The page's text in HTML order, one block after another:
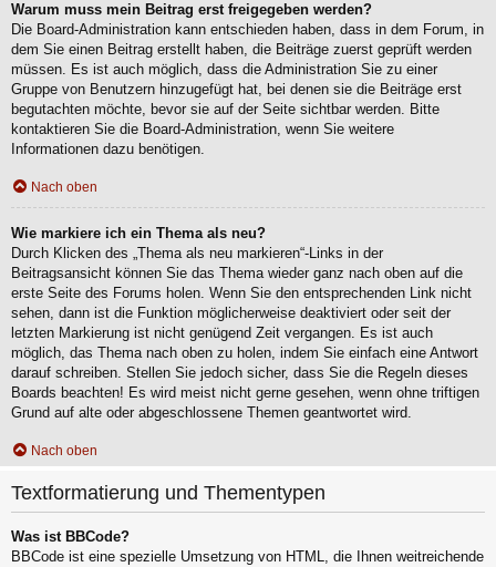
Warum muss mein Beitrag erst freigegeben werden?
Die Board-Administration kann entschieden haben, dass in dem Forum, in
dem Sie einen Beitrag erstellt haben, die Beiträge zuerst geprüft werden
müssen. Es ist auch möglich, dass die Administration Sie zu einer
Gruppe von Benutzern hinzugefügt hat, bei denen sie die Beiträge erst
begutachten möchte, bevor sie auf der Seite sichtbar werden. Bitte
kontaktieren Sie die Board-Administration, wenn Sie weitere
Informationen dazu benötigen.
Nach oben
Wie markiere ich ein Thema als neu?
Durch Klicken des „Thema als neu markieren“-Links in der
Beitragsansicht können Sie das Thema wieder ganz nach oben auf die
erste Seite des Forums holen. Wenn Sie den entsprechenden Link nicht
sehen, dann ist die Funktion möglicherweise deaktiviert oder seit der
letzten Markierung ist nicht genügend Zeit vergangen. Es ist auch
möglich, das Thema nach oben zu holen, indem Sie einfach eine Antwort
darauf schreiben. Stellen Sie jedoch sicher, dass Sie die Regeln dieses
Boards beachten! Es wird meist nicht gerne gesehen, wenn ohne triftigen
Grund auf alte oder abgeschlossene Themen geantwortet wird.
Nach oben
Textformatierung und Thementypen
Was ist BBCode?
BBCode ist eine spezielle Umsetzung von HTML, die Ihnen weitreichende